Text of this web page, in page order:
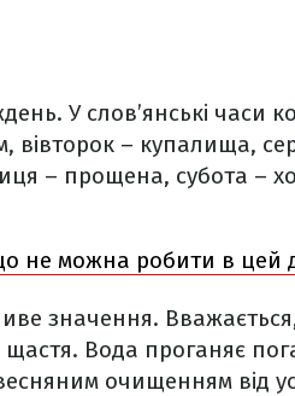
У слов’янські часи
вівторок – купалища,
– прощена, субота –
що не можна робити в цей
значення.
Вода проганяє
очищенням від